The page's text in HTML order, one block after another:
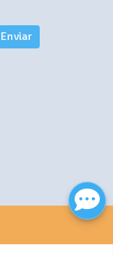
Enviar